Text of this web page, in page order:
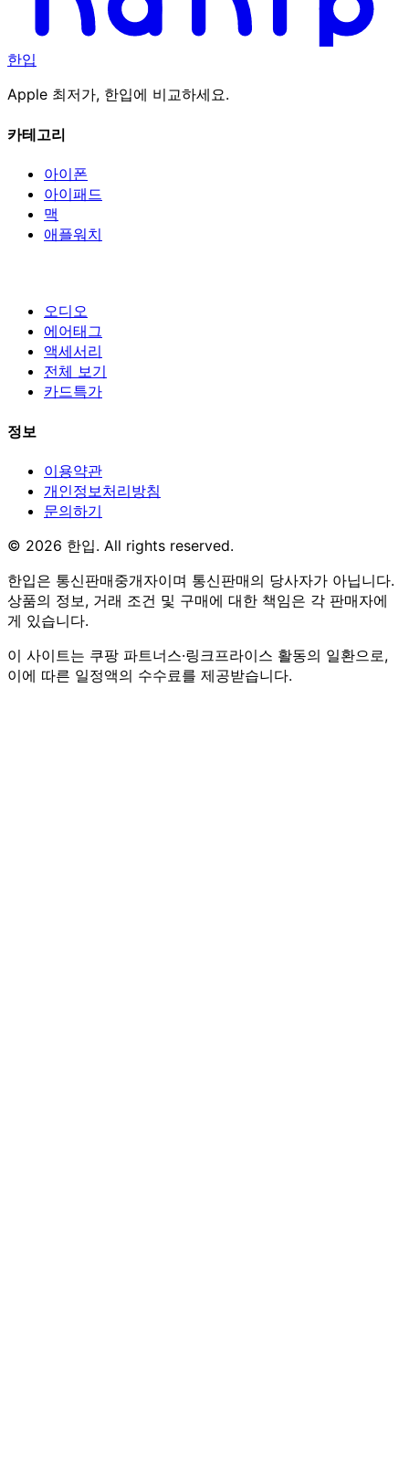
한입
Apple 최저가, 한입에 비교하세요.
카테고리
아이폰
아이패드
맥
애플워치
오디오
에어태그
액세서리
전체 보기
카드특가
정보
이용약관
개인정보처리방침
문의하기
© 2026 한입. All rights reserved.
한입은 통신판매중개자이며 통신판매의 당사자가 아닙니다.
상품의 정보, 거래 조건 및 구매에 대한 책임은 각 판매자에
게 있습니다.
이 사이트는 쿠팡 파트너스·링크프라이스 활동의 일환으로,
이에 따른 일정액의 수수료를 제공받습니다.